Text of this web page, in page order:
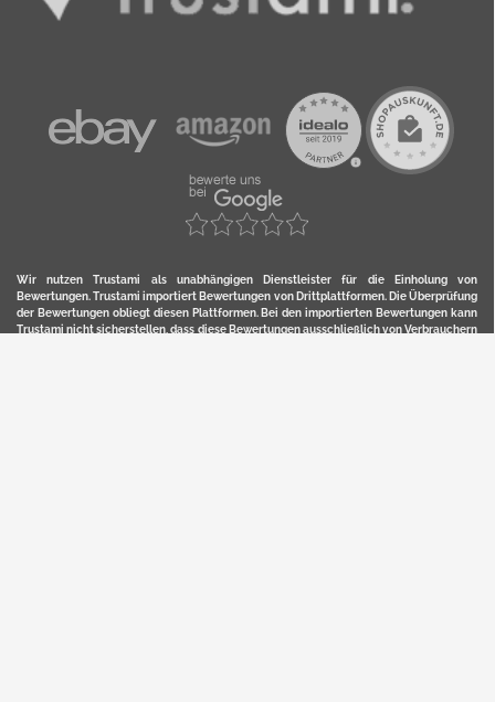
Wir nutzen Trustami als unabhängigen Dienstleister für die Einholung von
Bewertungen. Trustami importiert Bewertungen von Drittplattformen. Die Überprüfung
der Bewertungen obliegt diesen Plattformen. Bei den importierten Bewertungen kann
Trustami nicht sicherstellen, dass diese Bewertungen ausschließlich von Verbrauchern